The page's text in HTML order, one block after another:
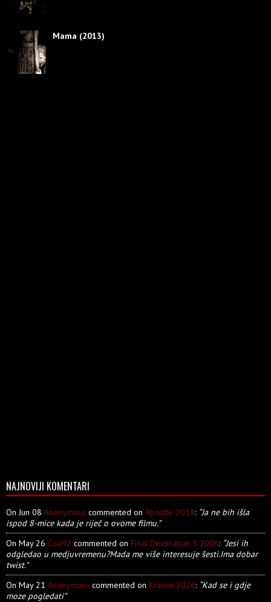
Mama (2013)
NAJNOVIJI KOMENTARI
On Jun 08 Anonymous commented on Apostle 2018: “Ja ne bih išla
ispod 8-mice kada je riječ o ovome filmu.”
On May 26 Coa92 commented on Final Destination 3 2006: “Jesi ih
odgledao u medjuvremenu?Mada me više interesuje šesti.Ima dobar
twist.”
On May 21 Anonymous commented on Kraken 2026: “Kad se i gdje
moze pogledati”